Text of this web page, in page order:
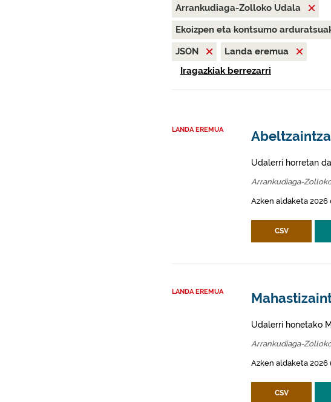
Arrankudiaga-Zolloko Udala
Ekoizpen eta kontsumo
JSON
Landa eremua
Iragazkiak berrezarri
LANDA EREMUA
Udalerri horretan
Arrankudiaga-
Azken aldaketa 2026
CSV
LANDA EREMUA
Udalerri honetako
Arrankudiaga-
Azken aldaketa 2026
CSV